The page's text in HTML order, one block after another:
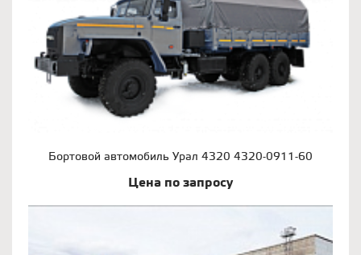
Бортовой автомобиль Урал 4320 4320-0911-60
Цена по запросу